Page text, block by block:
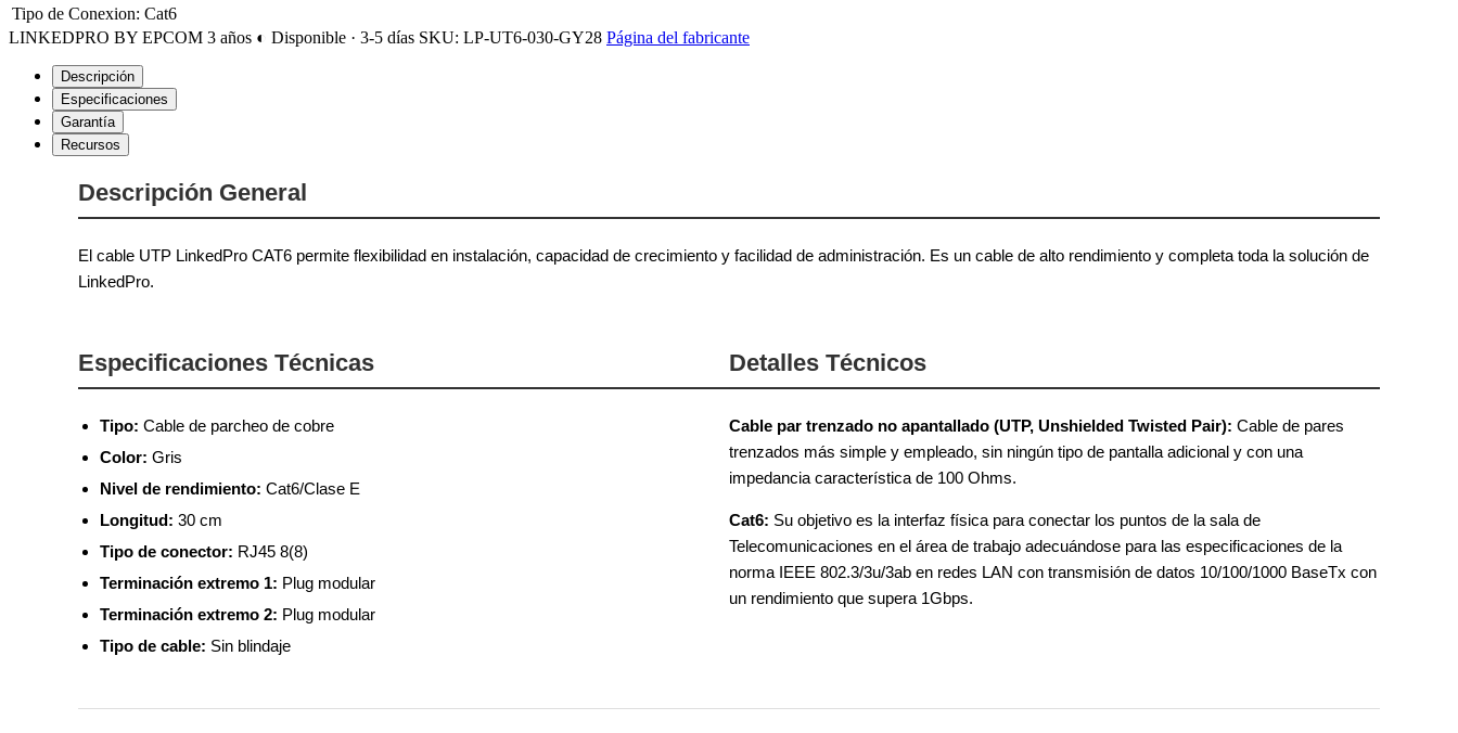
Tipo de Conexion: Cat6
LINKEDPRO BY EPCOM 3 años ◐ Disponible · 3-5 días SKU: LP-UT6-030-GY28 Página del fabricante
Descripción
Especificaciones
Garantía
Recursos
Descripción General
El cable UTP LinkedPro CAT6 permite flexibilidad en instalación, capacidad de crecimiento y facilidad de administración. Es un cable de alto rendimiento y completa toda la solución de
LinkedPro.
Especificaciones Técnicas
Tipo: Cable de parcheo de cobre
Color: Gris
Nivel de rendimiento: Cat6/Clase E
Longitud: 30 cm
Tipo de conector: RJ45 8(8)
Terminación extremo 1: Plug modular
Terminación extremo 2: Plug modular
Tipo de cable: Sin blindaje
Detalles Técnicos
Cable par trenzado no apantallado (UTP, Unshielded Twisted Pair): Cable de pares
trenzados más simple y empleado, sin ningún tipo de pantalla adicional y con una
impedancia característica de 100 Ohms.
Cat6: Su objetivo es la interfaz física para conectar los puntos de la sala de
Telecomunicaciones en el área de trabajo adecuándose para las especificaciones de la
norma IEEE 802.3/3u/3ab en redes LAN con transmisión de datos 10/100/1000 BaseTx con
un rendimiento que supera 1Gbps.